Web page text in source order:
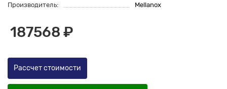
Производитель:
Mellanox
187568 ₽
Рассчет стоимости